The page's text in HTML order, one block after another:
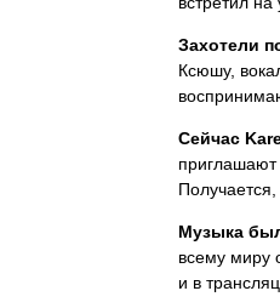
Захотели
Ксюшу,
Сейчас
приглашают
Музыка
всему миру
и в